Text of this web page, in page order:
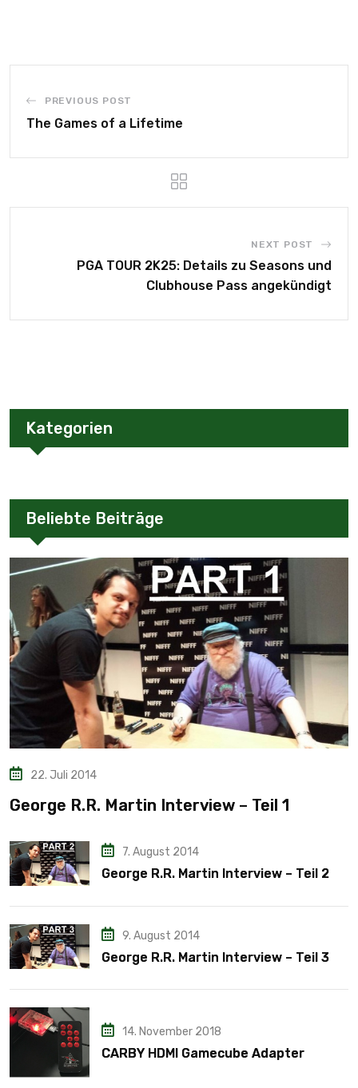
PREVIOUS POST
The Games of a Lifetime
NEXT POST
PGA TOUR 2K25: Details zu Seasons und
Clubhouse Pass angekündigt
Kategorien
Beliebte Beiträge
22. Juli 2014
George R.R. Martin Interview – Teil 1
7. August 2014
George R.R. Martin Interview – Teil 2
9. August 2014
George R.R. Martin Interview – Teil 3
14. November 2018
CARBY HDMI Gamecube Adapter